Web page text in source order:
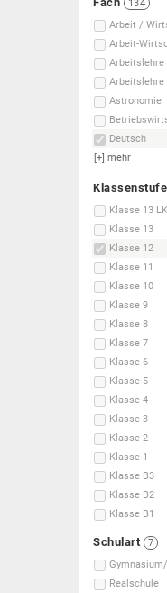
134
Arbeit /
Arbeit-
Arbeitslehre
Astronomie
Deutsch
[+] mehr
Klassenstufe
Klasse 13 LK
Klasse 13
Klasse 12
Klasse 11
Klasse 10
Klasse 9
Klasse 8
Klasse 7
Klasse 6
Klasse 5
Klasse 4
Klasse 3
Klasse 2
Klasse 1
Klasse B3
Klasse B2
Klasse B1
Schulart
7
Realschule